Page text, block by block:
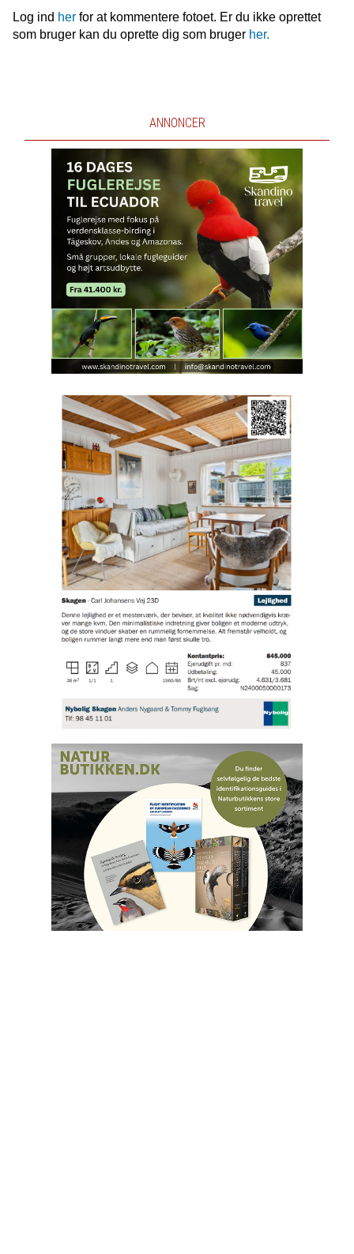
Log ind herfor at kommentere fotoet. Er du ikke oprettet
som bruger kan du oprette dig som bruger her.
ANNONCER